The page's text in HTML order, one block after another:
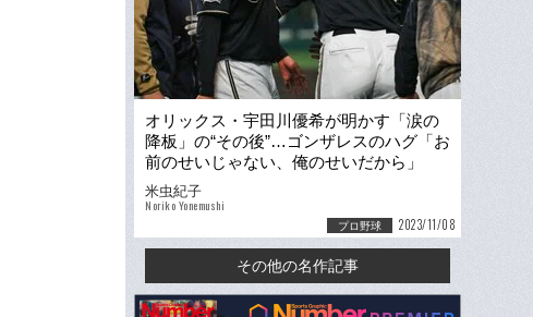
オリックス・宇田川優希が明かす「涙の
降板」の“その後”…ゴンザレスのハグ「お
前のせいじゃない、俺のせいだから」
「由伸との絆」〈日本シリーズ秘話〉
米虫紀子
Noriko Yonemushi
プロ野球 2023/11/08
その他の名作記事